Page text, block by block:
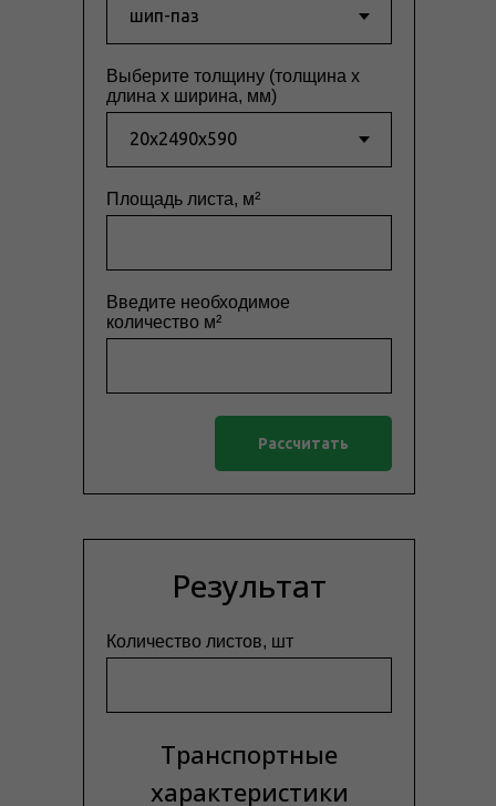
Выберите толщину (толщина x
длина x ширина, мм)
Площадь листа, м²
Введите необходимое
количество м²
Рассчитать
Результат
Количество листов, шт
Транспортные
характеристики